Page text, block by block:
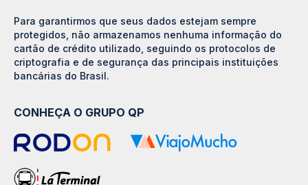
Para garantirmos que seus dados estejam sempre
protegidos, não armazenamos nenhuma informação do
cartão de crédito utilizado, seguindo os protocolos de
criptografia e de segurança das principais instituições
bancárias do Brasil.
CONHEÇA O GRUPO QP